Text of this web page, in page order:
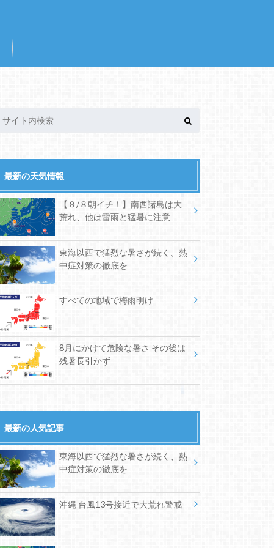
最新の天気情報
【８/８朝イチ！】南西諸島は大
荒れ、他は雷雨と猛暑に注意
東海以西で猛烈な暑さが続く、熱
中症対策の徹底を
すべての地域で梅雨明け
8月にかけて危険な暑さ その後は
残暑長引かず
最新の人気記事
東海以西で猛烈な暑さが続く、熱
中症対策の徹底を
沖縄 台風13号接近で大荒れ警戒